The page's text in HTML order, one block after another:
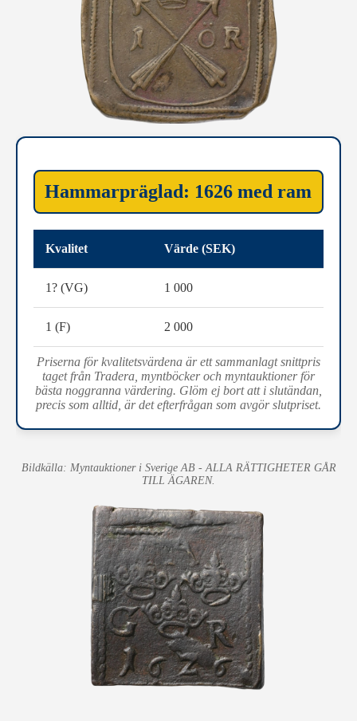
Hammarpräglad: 1626 med ram
Kvalitet Värde (SEK)
1? (VG) 1 000
1 (F) 2 000
Priserna för kvalitetsvärdena är ett sammanlagt snittpris
taget från Tradera, myntböcker och myntauktioner för
bästa noggranna värdering. Glöm ej bort att i slutändan,
precis som alltid, är det efterfrågan som avgör slutpriset.
Bildkälla: Myntauktioner i Sverige AB - ALLA RÄTTIGHETER GÅR
TILL ÄGAREN.